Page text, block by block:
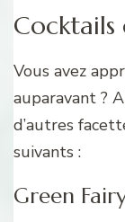
Vous avez
auparavant ?
d’autres
suivants :
Green